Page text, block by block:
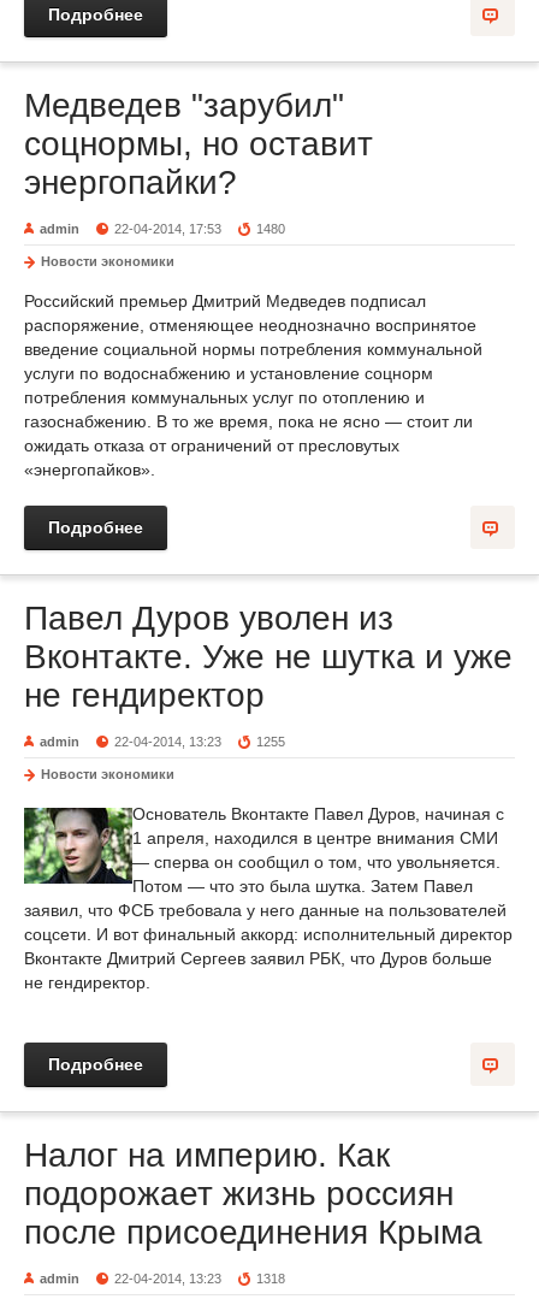
Подробнее
Медведев "зарубил"
соцнормы, но оставит
энергопайки?
admin 22-04-2014, 17:53 1480
Новости экономики
Российский премьер Дмитрий Медведев подписал
распоряжение, отменяющее неоднозначно воспринятое
введение социальной нормы потребления коммунальной
услуги по водоснабжению и установление соцнорм
потребления коммунальных услуг по отоплению и
газоснабжению. В то же время, пока не ясно — стоит ли
ожидать отказа от ограничений от пресловутых
«энергопайков».
Подробнее
Павел Дуров уволен из
Вконтакте. Уже не шутка и уже
не гендиректор
admin 22-04-2014, 13:23 1255
Новости экономики
Основатель Вконтакте Павел Дуров, начиная с
1 апреля, находился в центре внимания СМИ
— сперва он сообщил о том, что увольняется.
Потом — что это была шутка. Затем Павел
заявил, что ФСБ требовала у него данные на пользователей
соцсети. И вот финальный аккорд: исполнительный директор
Вконтакте Дмитрий Сергеев заявил РБК, что Дуров больше
не гендиректор.
Подробнее
Налог на империю. Как
подорожает жизнь россиян
после присоединения Крыма
admin 22-04-2014, 13:23 1318